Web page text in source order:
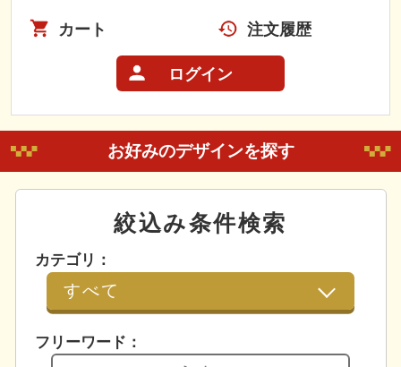
カート 注文履歴
ログイン
お好みのデザインを探す
絞込み条件検索
カテゴリ：
フリーワード：